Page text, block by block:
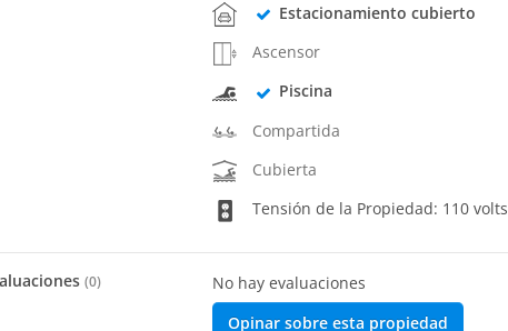
Estacionamiento cubierto
Ascensor
Piscina
Compartida
Cubierta
Tensión de la Propiedad: 110 volts
(0)
No hay evaluaciones
Opinar sobre esta propiedad